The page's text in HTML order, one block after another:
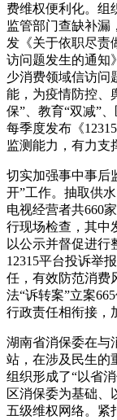
费维权便利化。组
监管部门查缺补漏
发《关于依职尽责
访问题发生的通知
少消费领域信访问
能，为疫情防控、
保”、教育“双减”
每季度发布《
监测能力，有力支
切实加强事中事后
开”工作。抽取供
电视经营者共660
行现场检查，其中
以公示并督促进行
12315平台投诉举
任，有效防范消费
法“诉转案”立案
行政责任相衔接，
湖南省消保委在与
站，在涉及民生的
组织形成了“以省
区消保委为基础、
五级维权网络。紧